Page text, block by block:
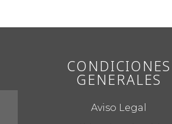
CONDICIONES
GENERALES
Aviso Legal